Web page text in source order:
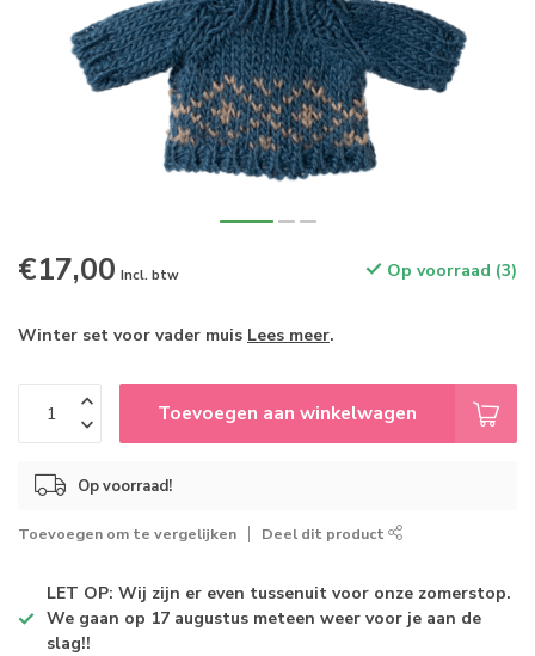
€17,00 Incl. btw Op voorraad (3)
Winter set voor vader muis Lees meer.
Toevoegen aan winkelwagen
Op voorraad!
Toevoegen om te vergelijken Deel dit product
LET OP: Wij zijn er even tussenuit voor onze zomerstop.
We gaan op 17 augustus meteen weer voor je aan de
slag!!